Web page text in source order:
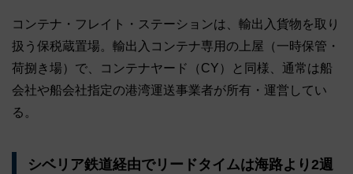
コンテナ・フレイト・ステーションは、輸出入貨物を取り
扱う保税蔵置場。輸出入コンテナ専用の上屋（一時保管・
荷捌き場）で、コンテナヤード（CY）と同様、通常は船
会社や船会社指定の港湾運送事業者が所有・運営してい
る。
シベリア鉄道経由でリードタイムは海路より2週